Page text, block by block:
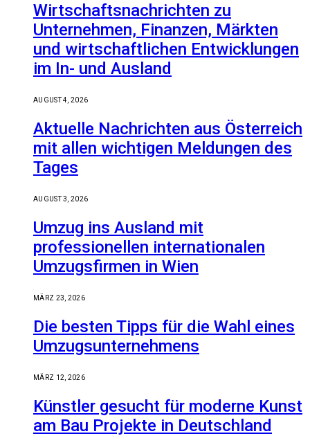
Wirtschaftsnachrichten zu
Unternehmen, Finanzen, Märkten
und wirtschaftlichen Entwicklungen
im In- und Ausland
AUGUST 4, 2026
Aktuelle Nachrichten aus Österreich
mit allen wichtigen Meldungen des
Tages
AUGUST 3, 2026
Umzug ins Ausland mit
professionellen internationalen
Umzugsfirmen in Wien
MÄRZ 23, 2026
Die besten Tipps für die Wahl eines
Umzugsunternehmens
MÄRZ 12, 2026
Künstler gesucht für moderne Kunst
am Bau Projekte in Deutschland